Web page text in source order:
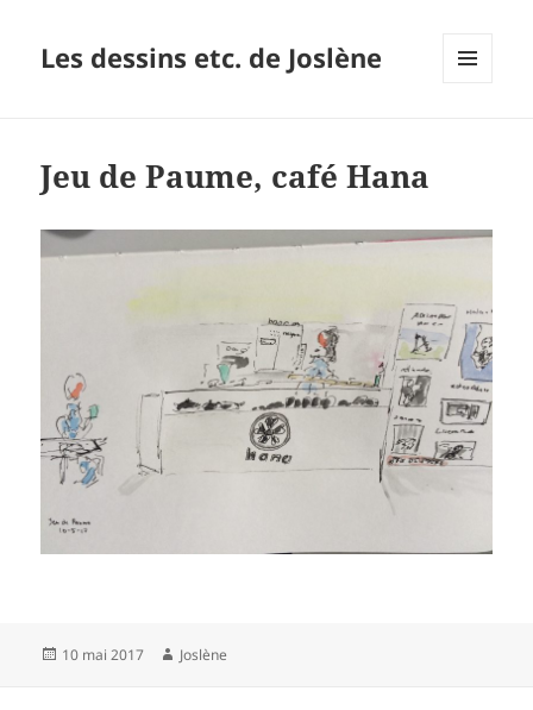
Les dessins etc. de Joslène
Jeu de Paume, café Hana
Publié
10 mai 2017 Auteur
Joslène